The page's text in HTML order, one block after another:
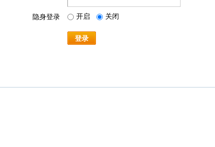
隐身登录 开启 关闭
登录